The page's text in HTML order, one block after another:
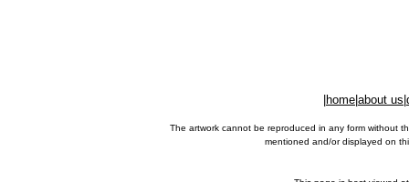
home about us
The artwork cannot be reproduced in any form without
mentioned and/or displayed on